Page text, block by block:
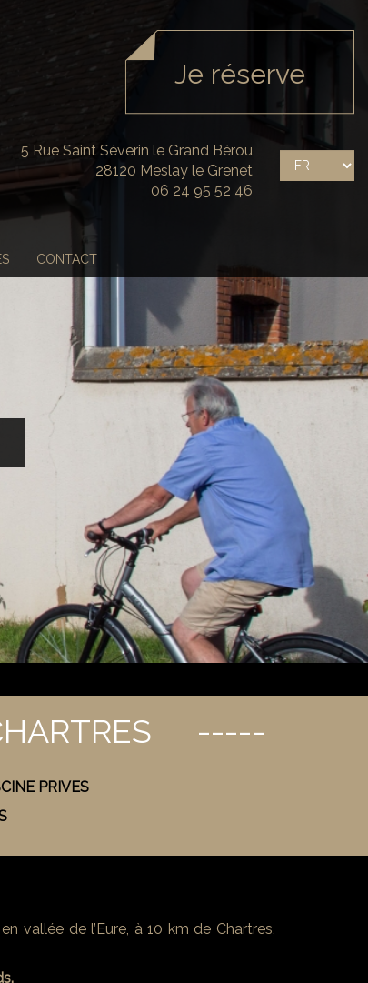
Je réserve
5 Rue Saint Séverin le Grand Bérou
28120 Meslay le Grenet
06 24 95 52 46
CONTACT
PRIVES
vallée de l’Eure, à 10 km de Chartres,